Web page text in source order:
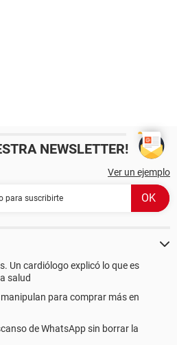
NEWSLETTER!
Ver un ejemplo
Un cardiólogo explicó lo que es
salud
manipulan para comprar más en
de WhatsApp sin borrar la